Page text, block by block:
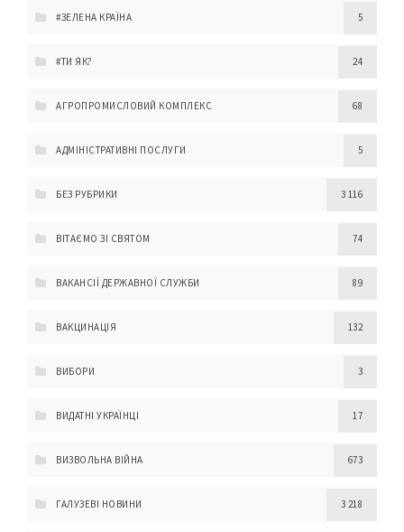
#ЗЕЛЕНА КРАЇНА 5
#ТИ ЯК? 24
АГРОПРОМИСЛОВИЙ КОМПЛЕКС 68
АДМІНІСТРАТИВНІ ПОСЛУГИ 5
БЕЗ РУБРИКИ 3 116
ВІТАЄМО ЗІ СВЯТОМ 74
ВАКАНСІЇ ДЕРЖАВНОЇ СЛУЖБИ 89
ВАКЦИНАЦІЯ 132
ВИБОРИ 3
ВИДАТНІ УКРАЇНЦІ 17
ВИЗВОЛЬНА ВІЙНА 673
ГАЛУЗЕВІ НОВИНИ 3 218